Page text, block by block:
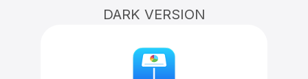
DARK VERSION